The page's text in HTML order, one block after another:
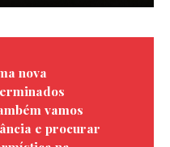
nova
vamos
e procurar